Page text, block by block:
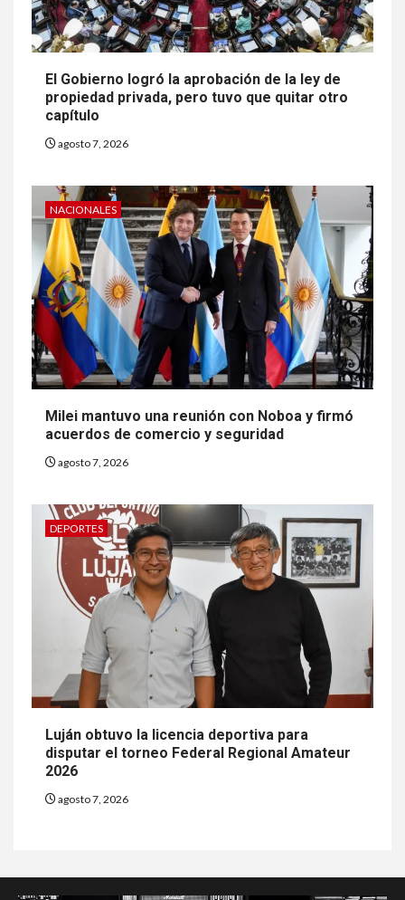
El Gobierno logró la aprobación de la ley de
propiedad privada, pero tuvo que quitar otro
capítulo
agosto 7, 2026
NACIONALES
Milei mantuvo una reunión con Noboa y firmó
acuerdos de comercio y seguridad
agosto 7, 2026
DEPORTES
Luján obtuvo la licencia deportiva para
disputar el torneo Federal Regional Amateur
2026
agosto 7, 2026